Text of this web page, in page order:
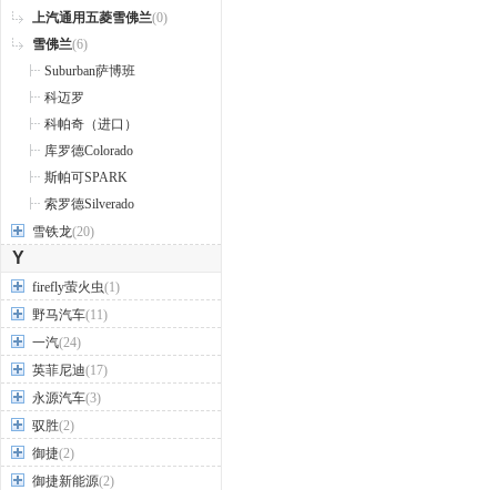
上汽通用五菱雪佛兰(0)
雪佛兰(6)
Suburban萨博班
科迈罗
科帕奇（进口）
库罗德Colorado
斯帕可SPARK
索罗德Silverado
雪铁龙(20)
Y
firefly萤火虫(1)
野马汽车(11)
一汽(24)
英菲尼迪(17)
永源汽车(3)
驭胜(2)
御捷(2)
御捷新能源(2)